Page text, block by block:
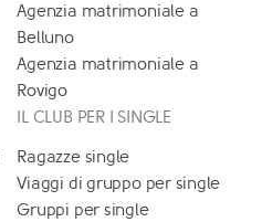
Agenzia matrimoniale a
Belluno
Agenzia matrimoniale a
Rovigo
IL CLUB PER I SINGLE
Ragazze single
Viaggi di gruppo per single
Gruppi per single